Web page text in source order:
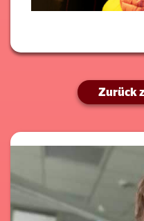
Zurück